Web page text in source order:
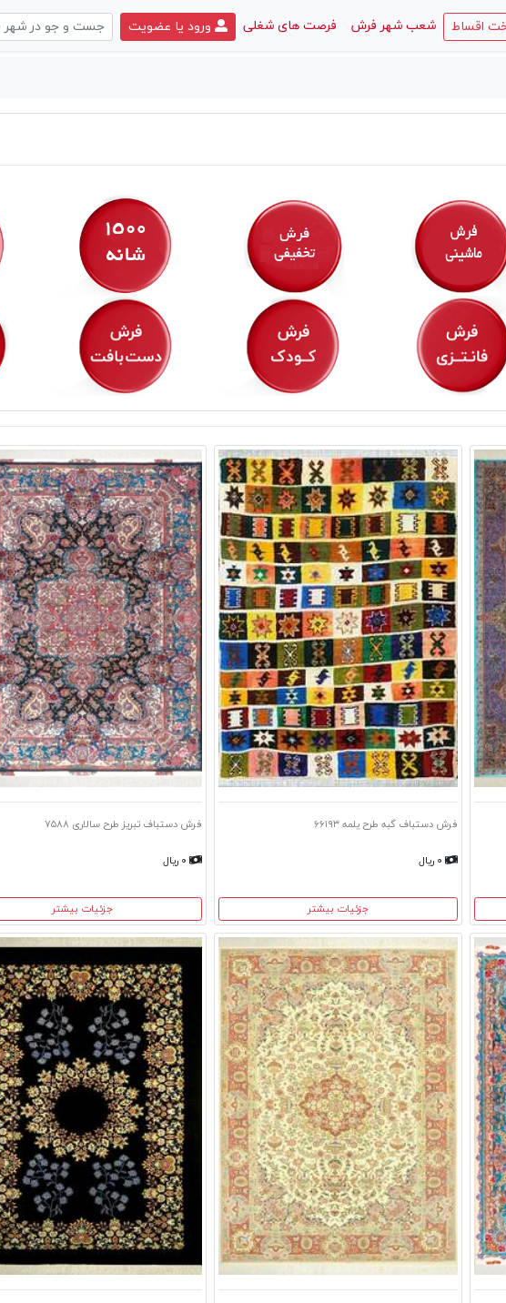
اقساط شعب شهر فرش فرصت های شغلی ورود یا عضویت
فرش دستباف گبه طرح یلمه ۶۶۱۹۳
جزئیات بیشتر
فرش دستباف تبریز طرح سالاری ۷۵۸۸
جزئیات بیشتر